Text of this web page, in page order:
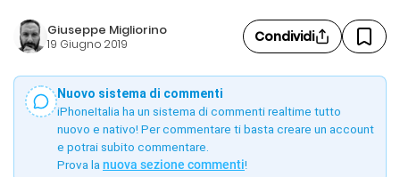
Giuseppe Migliorino
19 Giugno 2019 Condividi
Nuovo sistema di commenti
iPhoneItalia ha un sistema di commenti realtime tutto
nuovo e nativo! Per commentare ti basta creare un account
e potrai subito commentare.
Prova la nuova sezione commenti!